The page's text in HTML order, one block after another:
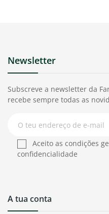
A tua conta
Newsletter
Subscreve a newsletter da
recebe sempre todas as
Aceito as condições
confidencialidade